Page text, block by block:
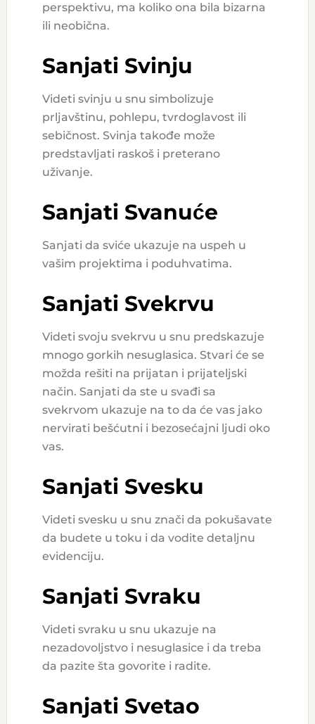
perspektivu, ma koliko ona bila bizarna
ili neobična.
Sanjati Svinju
Videti svinju u snu simbolizuje
prljavštinu, pohlepu, tvrdoglavost ili
sebičnost. Svinja takođe može
predstavljati raskoš i preterano
uživanje.
Sanjati Svanuće
Sanjati da sviće ukazuje na uspeh u
vašim projektima i poduhvatima.
Sanjati Svekrvu
Videti svoju svekrvu u snu predskazuje
mnogo gorkih nesuglasica. Stvari će se
možda rešiti na prijatan i prijateljski
način. Sanjati da ste u svađi sa
svekrvom ukazuje na to da će vas jako
nervirati bešćutni i bezosećajni ljudi oko
vas.
Sanjati Svesku
Videti svesku u snu znači da pokušavate
da budete u toku i da vodite detaljnu
evidenciju.
Sanjati Svraku
Videti svraku u snu ukazuje na
nezadovoljstvo i nesuglasice i da treba
da pazite šta govorite i radite.
Sanjati Svetao